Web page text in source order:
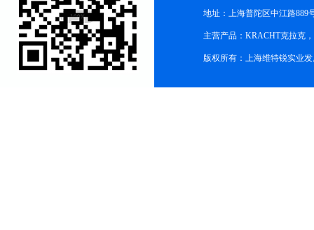
地址：上海普陀区中江路889
主营产品：KRACHT克拉克
版权所有：上海维特锐实业